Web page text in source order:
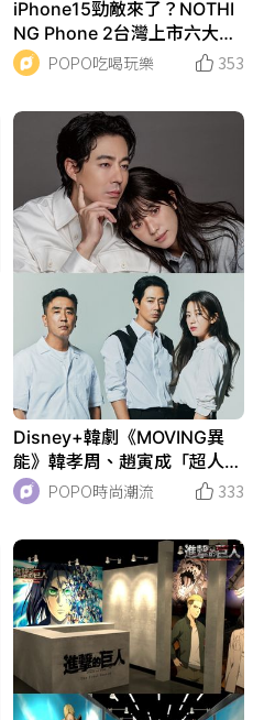
iPhone15勁敵來了？NOTHI
NG Phone 2台灣上市六大必
買亮點價格搶先看！
POPO吃喝玩樂 353
Disney+韓劇《MOVING異
能》韓孝周、趙寅成「超人夫
妻」緊黏靠肩超甜！跪求在一
起！
POPO時尚潮流 333